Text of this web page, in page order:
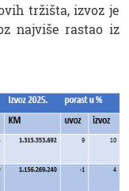
tržišta, izvoz je
najviše rastao iz